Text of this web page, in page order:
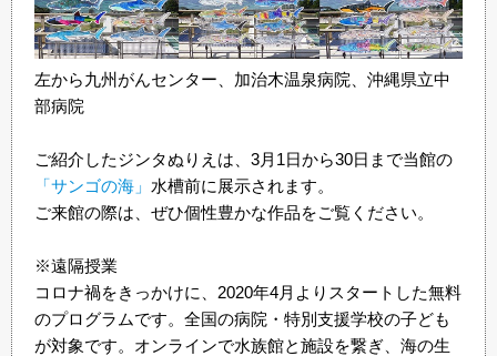
左から九州がんセンター、加治木温泉病院、沖縄県立中
部病院
ご紹介したジンタぬりえは、3月1日から30日まで当館の
「サンゴの海」 水槽前に展示されます。
ご来館の際は、ぜひ個性豊かな作品をご覧ください。
※遠隔授業
コロナ禍をきっかけに、2020年4月よりスタートした無料
のプログラムです。全国の病院・特別支援学校の子ども
が対象です。オンラインで水族館と施設を繋ぎ、海の生